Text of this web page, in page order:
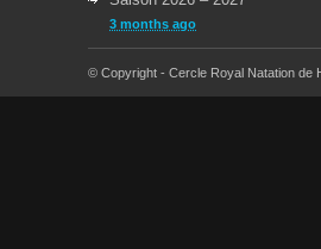
3 months ago
Reprise des cours la semaine
11 months ago
© Copyright - Cercle Royal Natation de